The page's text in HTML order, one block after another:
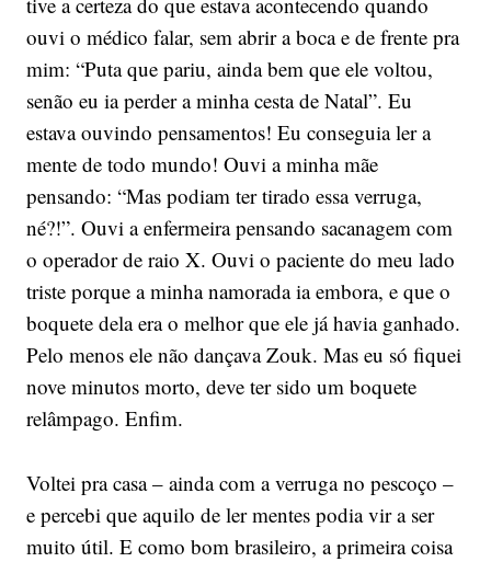
ouvi o médico falar, sem abrir a boca e de frente pra
mim: “Puta que pariu, ainda bem que ele voltou,
senão eu ia perder a minha cesta de Natal”. Eu
estava ouvindo pensamentos! Eu conseguia ler a
mente de todo mundo! Ouvi a minha mãe
pensando: “Mas podiam ter tirado essa verruga,
né?!”. Ouvi a enfermeira pensando sacanagem com
o operador de raio X. Ouvi o paciente do meu lado
triste porque a minha namorada ia embora, e que o
boquete dela era o melhor que ele já havia ganhado.
Pelo menos ele não dançava Zouk. Mas eu só fiquei
nove minutos morto, deve ter sido um boquete
relâmpago. Enfim.
Voltei pra casa – ainda com a verruga no pescoço –
e percebi que aquilo de ler mentes podia vir a ser
muito útil. E como bom brasileiro, a primeira coisa